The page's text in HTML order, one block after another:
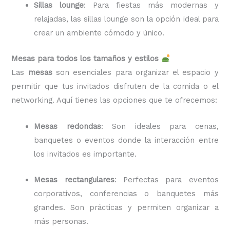
Sillas lounge: Para fiestas más modernas y
relajadas, las sillas lounge son la opción ideal para
crear un ambiente cómodo y único.
Mesas para todos los tamaños y estilos
Las
mesasson esenciales para organizar el espacio y
permitir que tus invitados disfruten de la comida o el
networking. Aquí tienes las opciones que te ofrecemos:
Mesas redondas: Son ideales para cenas,
banquetes o eventos donde la interacción entre
los invitados es importante.
Mesas rectangulares: Perfectas para eventos
corporativos, conferencias o banquetes más
grandes. Son prácticas y permiten organizar a
más personas.